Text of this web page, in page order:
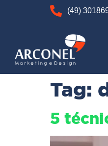
(49)
Tag:
5